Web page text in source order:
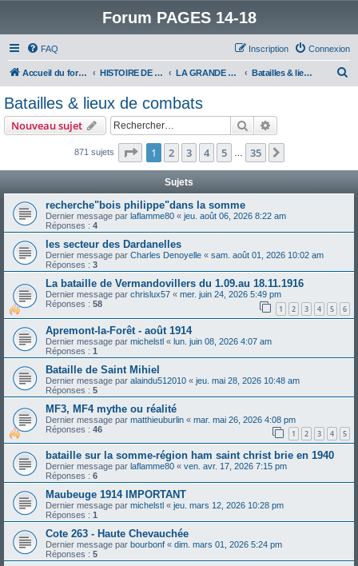
Forum PAGES 14-18
FAQ Connexion
Inscription
Accueil du forum HISTOIRE DE LA GRANDE GUERRE LA GRANDE GUERRE Batailles & lieux de combats
Batailles & lieux de combats
Nouveau sujet Rechercher
871 sujets Page 1sur35
1 2 3 4 5 35
Sujets
recherche"bois philippe"dans la somme
Dernier message par laflamme80 « jeu. août 06, 2026 8:22 am
Réponses : 4
les secteur des Dardanelles
Dernier message par Charles Denoyelle « sam. août 01, 2026 10:02 am
Réponses : 3
La bataille de Vermandovillers du 1.09.au 18.11.1916
Dernier message par chrislux57 « mer. juin 24, 2026 5:49 pm
Réponses : 58 1 2 3 4 5 6
Apremont-la-Forêt - août 1914
Dernier message par michelstl « lun. juin 08, 2026 4:07 am
Réponses : 1
Bataille de Saint Mihiel
Dernier message par alaindu512010 « jeu. mai 28, 2026 10:48 am
Réponses : 5
MF3, MF4 mythe ou réalité
Dernier message par matthieuburlin « mar. mai 26, 2026 4:08 pm
Réponses : 46 1 2 3 4 5
bataille sur la somme-région ham saint christ brie en 1940
Dernier message par laflamme80 « ven. avr. 17, 2026 7:15 pm
Réponses : 6
Maubeuge 1914 IMPORTANT
Dernier message par michelstl « jeu. mars 12, 2026 10:28 pm
Réponses : 1
Cote 263 - Haute Chevauchée
Dernier message par bourbonf « dim. mars 01, 2026 5:24 pm
Réponses : 5